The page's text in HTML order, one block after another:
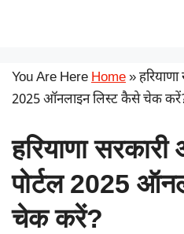
You Are HereHome»
2025 ऑनलाइन लिस्ट कैसे चेक
हरियाणा
पोर्टल 2025
चेक करें?